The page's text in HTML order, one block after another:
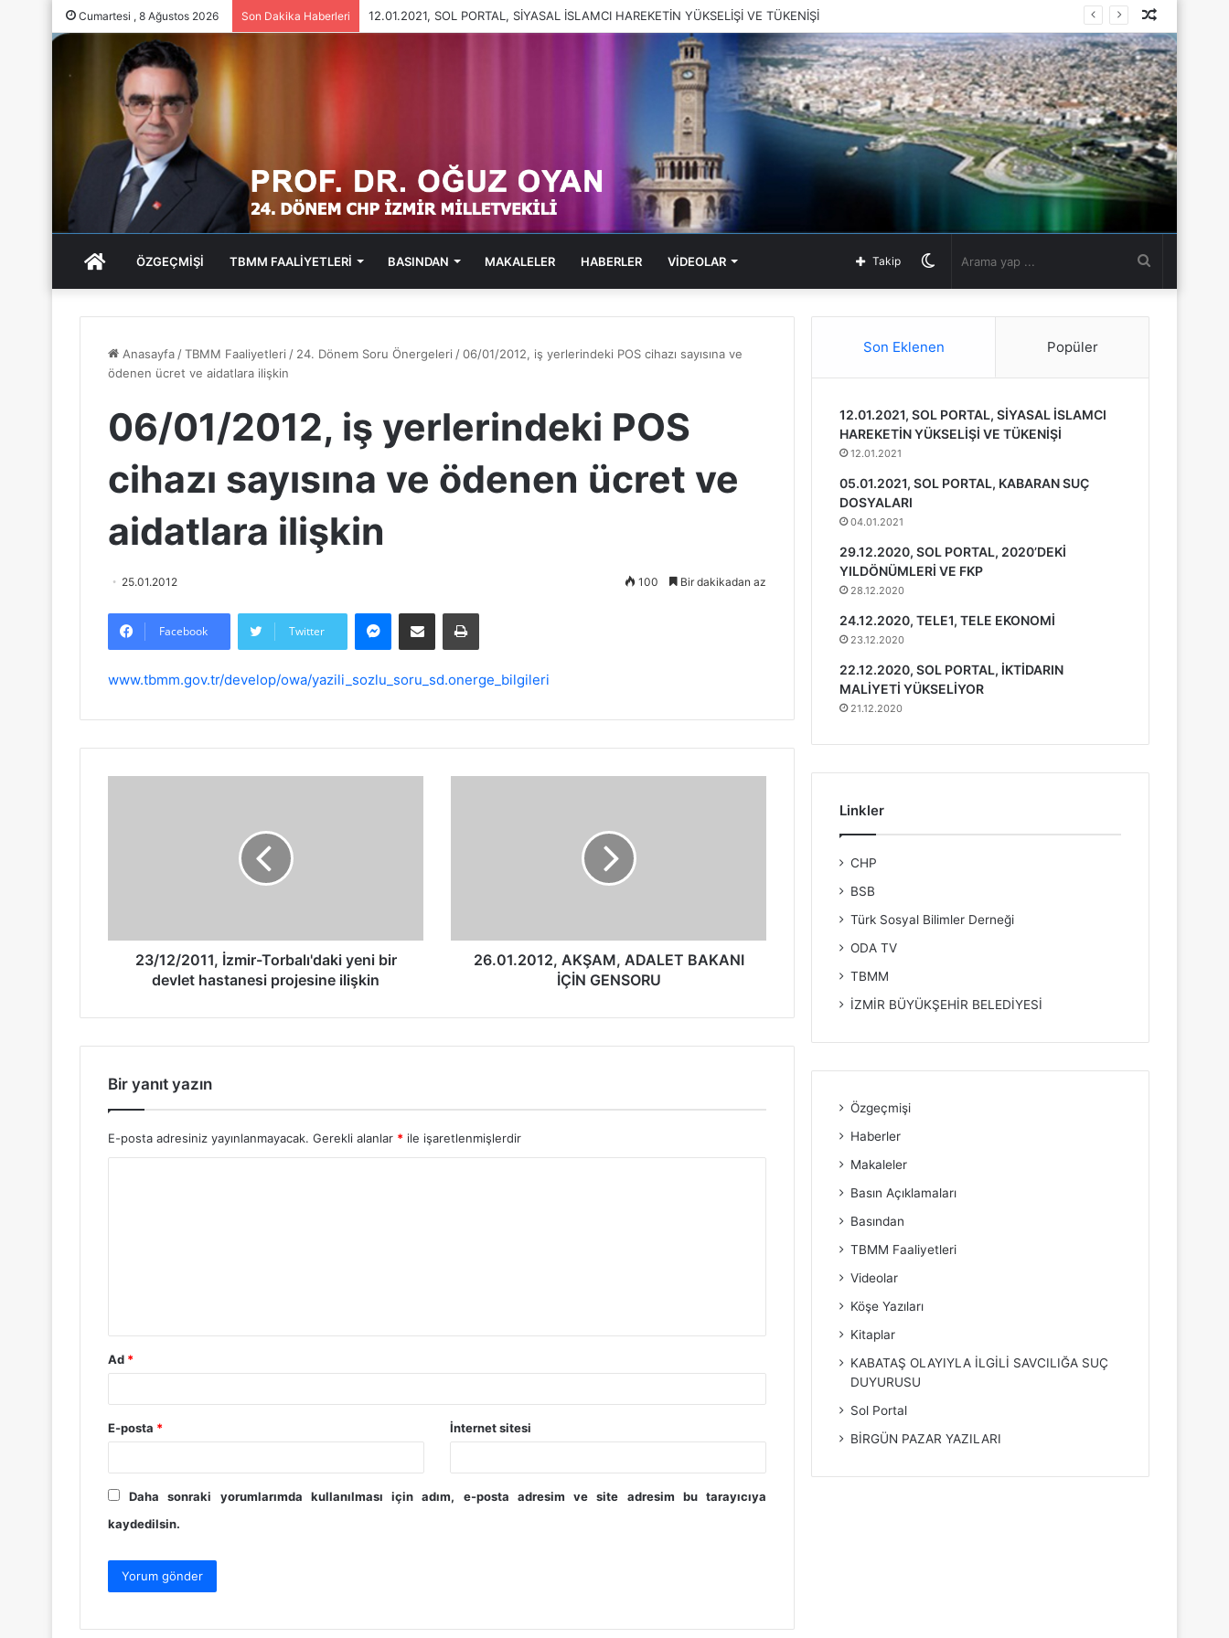
Cumartesi , 8 Ağustos 2026 Son Dakika Haberleri 05.01.2021, SOL PORTAL, KABARAN SUÇ DOSYALARI
Makale
ANA
SAYFA
ÖZGEÇMİŞİ TBMM FAALİYETLERİ BASINDAN MAKALELER HABERLER VİDEOLAR
görünümü
Takip
Anasayfa/TBMM Faaliyetleri / 24. Dönem Soru Önergeleri /06/01/2012, iş yerlerindeki POS cihazı sayısına ve
ödenen ücret ve aidatlara ilişkin
06/01/2012, iş yerlerindeki POS
cihazı sayısına ve ödenen ücret ve
aidatlara ilişkin
25.01.2012 100 Bir dakikadan az
Facebook Twitter
www.tbmm.gov.tr/develop/owa/yazili_sozlu_soru_sd.onerge_bilgileri
23/12/2011, İzmir-Torbalı'daki yeni bir
devlet hastanesi projesine ilişkin
26.01.2012, AKŞAM, ADALET BAKANI
İÇİN GENSORU
Bir yanıt yazın
E-posta adresiniz yayınlanmayacak. Gerekli alanlar * ile işaretlenmişlerdir
Ad *
E-posta * İnternet sitesi
Daha sonraki yorumlarımda kullanılması için adım, e-posta adresim ve site adresim bu tarayıcıya
kaydedilsin.
Son Eklenen Popüler
12.01.2021, SOL PORTAL, SİYASAL İSLAMCI
HAREKETİN YÜKSELİŞİ VE TÜKENİŞİ
12.01.2021
05.01.2021, SOL PORTAL, KABARAN SUÇ
DOSYALARI
04.01.2021
29.12.2020, SOL PORTAL, 2020’DEKİ
YILDÖNÜMLERİ VE FKP
28.12.2020
24.12.2020, TELE1, TELE EKONOMİ
23.12.2020
22.12.2020, SOL PORTAL, İKTİDARIN
MALİYETİ YÜKSELİYOR
21.12.2020
Linkler
CHP
BSB
Türk Sosyal Bilimler Derneği
ODA TV
TBMM
İZMİR BÜYÜKŞEHİR BELEDİYESİ
Özgeçmişi
Haberler
Makaleler
Basın Açıklamaları
Basından
TBMM Faaliyetleri
Videolar
Köşe Yazıları
Kitaplar
KABATAŞ OLAYIYLA İLGİLİ SAVCILIĞA SUÇ
DUYURUSU
Sol Portal
BİRGÜN PAZAR YAZILARI